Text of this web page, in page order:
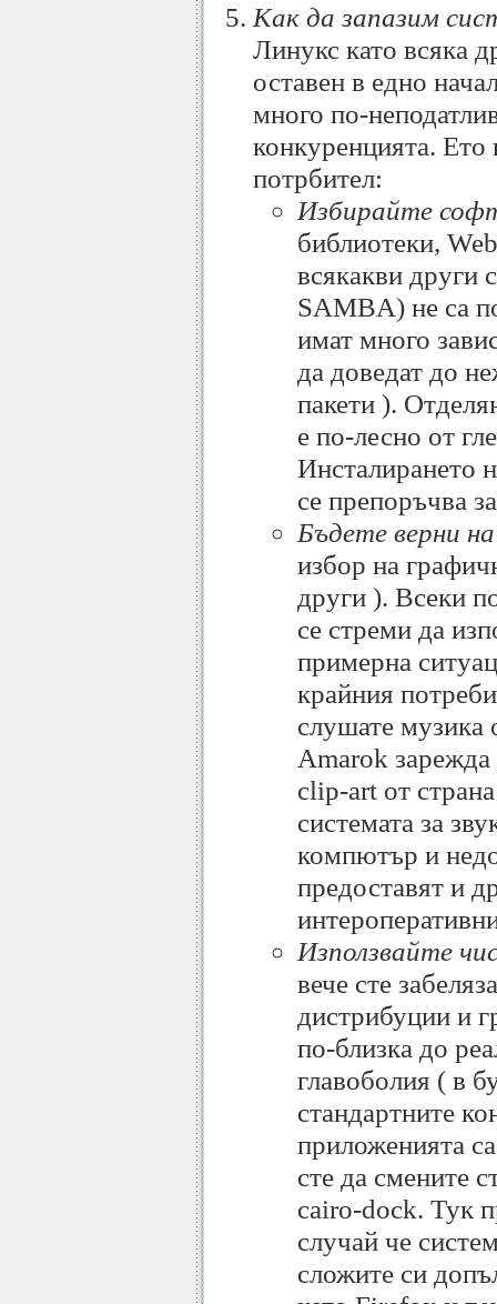
Как да запазим
Линукс като всяка
оставен в едно
много по-
конкуренцията.
потрбител:
Избирайте
библиотеки,
всякакви други
SAMBA) не са
имат много
да доведат до
пакети ).
е по-лесно от
Инсталирането
се препоръчва
Бъдете верни
избор на
други ). Всеки
се стреми да
примерна
крайния
слушате музика
Amarok
clip-art от
системата за
компютър и
предоставят и
Използвайте
вече сте
дистрибуции и
по-близка до
главоболия ( в
стандартните
приложенията
сте да смените
cairo-dock. Тук
случай че
сложите си